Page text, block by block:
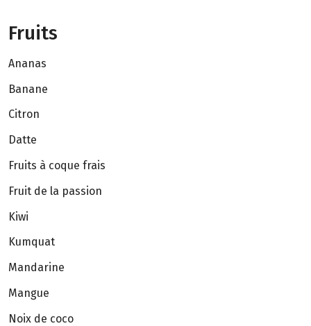
Fruits
Ananas
Banane
Citron
Datte
Fruits à coque frais
Fruit de la passion
Kiwi
Kumquat
Mandarine
Mangue
Noix de coco